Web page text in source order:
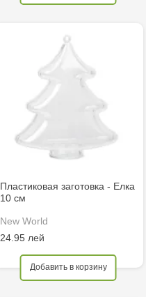
Пластиковая заготовка - Елка
10 см
New World
24.95 лей
Добавить в корзину